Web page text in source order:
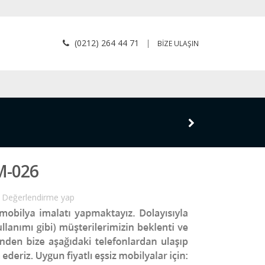
(0212) 264 44 71 | BİZE ULAŞIN
026
Değerlendirme yap